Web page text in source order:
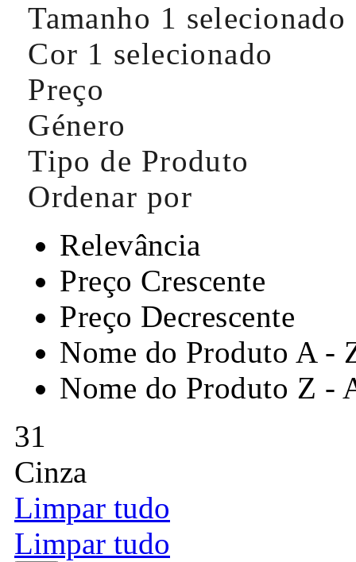
Tamanho 1 selecionado
Cor 1 selecionado
Preço
Género
Tipo de Produto
Ordenar por
Relevância
Preço Crescente
Preço Decrescente
Nome do Produto A -
Nome do Produto Z -
31
Cinza
Limpar tudo
Limpar tudo